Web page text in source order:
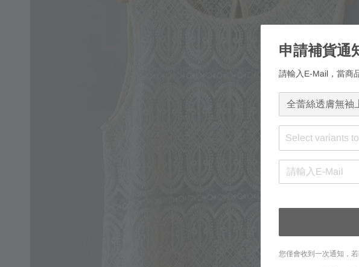
申請補貨通
請輸入E-Mail，當商
Select variants
您僅會收到一次通知，